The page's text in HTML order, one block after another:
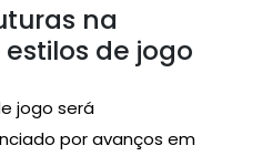
na
de jogo
jogo será
por avanços em